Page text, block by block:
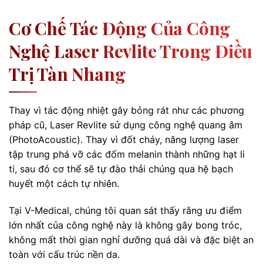
Cơ Chế Tác Động Của Công
Nghệ Laser Revlite Trong Điều
Trị Tàn Nhang
Thay vì tác động nhiệt gây bỏng rát như các phương
pháp cũ, Laser Revlite sử dụng công nghệ quang âm
(PhotoAcoustic). Thay vì đốt cháy, năng lượng laser
tập trung phá vỡ các đốm melanin thành những hạt li
ti, sau đó cơ thể sẽ tự đào thải chúng qua hệ bạch
huyết một cách tự nhiên.
Tại V-Medical, chúng tôi quan sát thấy rằng ưu điểm
lớn nhất của công nghệ này là không gây bong tróc,
không mất thời gian nghỉ dưỡng quá dài và đặc biệt an
toàn với cấu trúc nền da.